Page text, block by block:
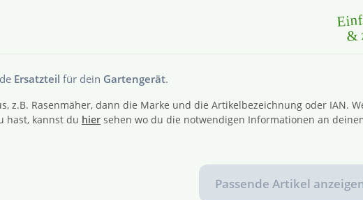
&
Ersatzteil für dein Gartengerät.
z.B. Rasenmäher, dann die Marke und die Artikelbezeichnung oder IAN.
hast, kannst du hier sehen wo du die notwendigen Informationen an
Passende Artikel